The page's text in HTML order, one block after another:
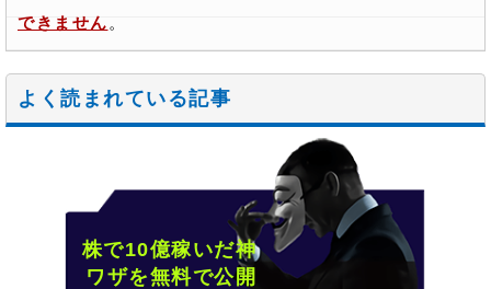
できません 。
よく読まれている記事
株で10億稼いだ神
ワザを無料で公開